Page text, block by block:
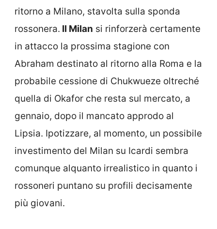
ritorno a Milano, stavolta sulla sponda
rossonera. Il Milan si rinforzerà certamente
in attacco la prossima stagione con
Abraham destinato al ritorno alla Roma e la
probabile cessione di Chukwueze oltreché
quella di Okafor che resta sul mercato, a
gennaio, dopo il mancato approdo al
Lipsia. Ipotizzare, al momento, un possibile
investimento del Milan su Icardi sembra
comunque alquanto irrealistico in quanto i
rossoneri puntano su profili decisamente
più giovani.